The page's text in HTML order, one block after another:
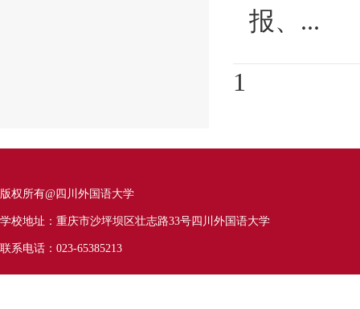
报、...
1
版权所有@四川外国语大学
学校地址：重庆市沙坪坝区壮志路33号四川外国语大学
联系电话：023-65385213